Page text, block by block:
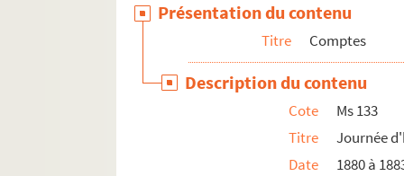
Présentation du contenu
Titre Comptes
Description du contenu
Cote
Ms 133
Titre
Journée
Date
1880 à